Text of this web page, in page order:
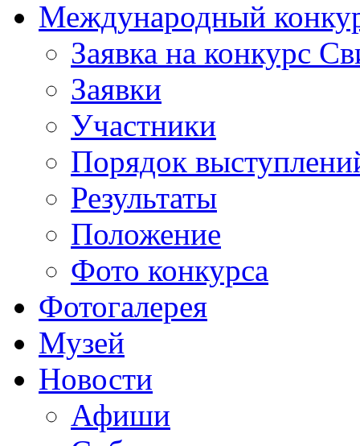
Международный
Заявка на конкурс
Заявки
Участники
Порядок
Результаты
Положение
Фото конкурса
Фотогалерея
Музей
Новости
Афиши